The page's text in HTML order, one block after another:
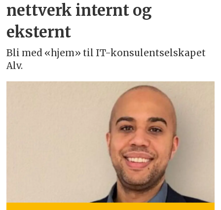
nettverk internt og
eksternt
Bli med «hjem» til IT-konsulentselskapet
Alv.